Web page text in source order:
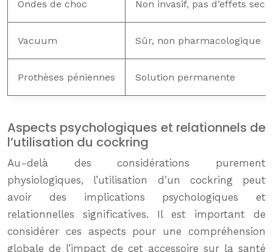
Ondes de choc Non invasif, pas d’effets
Vacuum Sûr, non pharmacologique
Prothèses péniennes Solution permanente
Aspects psychologiques et relationnels de
l’utilisation du cockring
Au-delà des considérations purement
physiologiques, l’utilisation d’un cockring peut
avoir des implications psychologiques et
relationnelles significatives. Il est important de
considérer ces aspects pour une compréhension
globale de l’impact de cet accessoire sur la santé